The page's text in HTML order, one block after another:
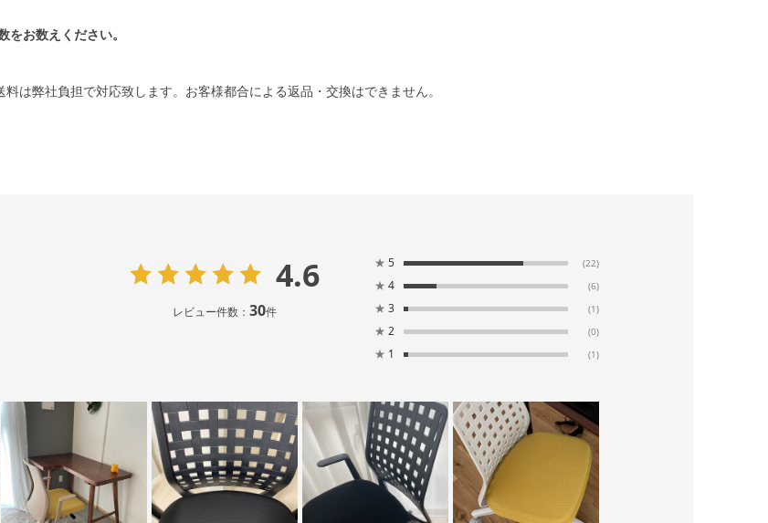
お数えください。
は弊社負担で対応致します。お客様都合による返品・交換はできません。
4.6
レビュー件数： 30件
★ 5 (22)
★ 4 (6)
★ 3 (1)
★ 2 (0)
★ 1 (1)